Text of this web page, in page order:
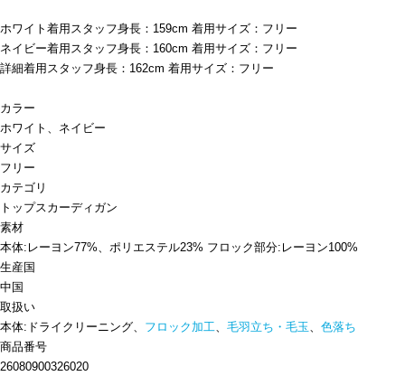
ホワイト着用スタッフ身長：159cm 着用サイズ：フリー
ネイビー着用スタッフ身長：160cm 着用サイズ：フリー
詳細着用スタッフ身長：162cm 着用サイズ：フリー
カラー
ホワイト、ネイビー
サイズ
フリー
カテゴリ
トップスカーディガン
素材
本体:レーヨン77%、ポリエステル23% フロック部分:レーヨン100%
生産国
中国
取扱い
本体:ドライクリーニング、 フロック加工、 毛羽立ち・毛玉、 色落ち
商品番号
26080900326020